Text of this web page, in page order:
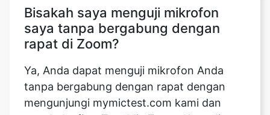
Bisakah saya menguji mikrofon
saya tanpa bergabung dengan
rapat di Zoom?
Ya, Anda dapat menguji mikrofon Anda
tanpa bergabung dengan rapat dengan
mengunjungi mymictest.com kami dan